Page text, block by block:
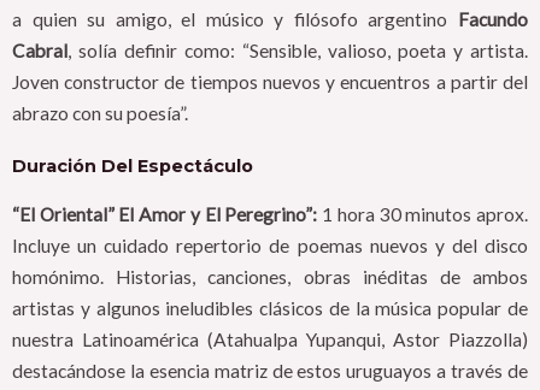
a quien su amigo, el músico y filósofo argentino Facundo
Cabral , solía definir como: “Sensible, valioso, poeta y artista.
Joven constructor de tiempos nuevos y encuentros a partir del
abrazo con su poesía”.
Duración Del Espectáculo
“El Oriental” El Amor y El Peregrino”: 1 hora 30 minutos aprox.
Incluye un cuidado repertorio de poemas nuevos y del disco
homónimo. Historias, canciones, obras inéditas de ambos
artistas y algunos ineludibles clásicos de la música popular de
nuestra Latinoamérica (Atahualpa Yupanqui, Astor Piazzolla)
destacándose la esencia matriz de estos uruguayos a través de